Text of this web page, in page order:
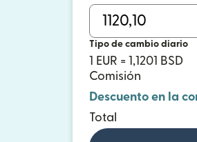
Tipo de cambio diario
1 EUR = 1,1201 BSD
Comisión
Descuento en la
Total